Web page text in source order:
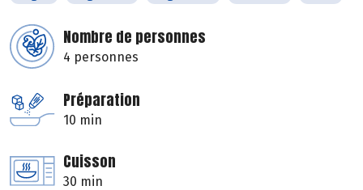
Nombre de personnes
4 personnes
Préparation
10 min
Cuisson
30 min